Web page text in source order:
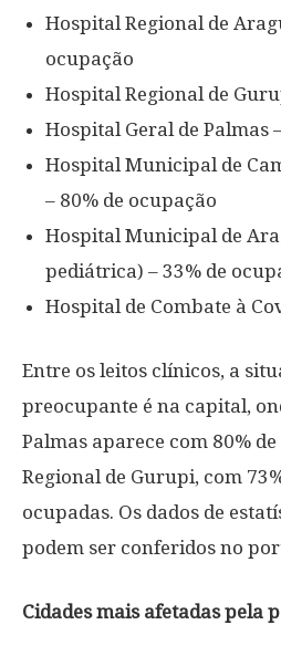
Hospital Regional de
ocupação
Hospital Regional de
Hospital Geral de Palmas
Hospital Municipal de
– 80% de ocupação
Hospital Municipal de
pediátrica) – 33% de
Hospital de Combate à
Entre os leitos clínicos, a
preocupante é na capital,
Palmas aparece com 80%
Regional de Gurupi, com
ocupadas. Os dados de
podem ser conferidos no
Cidades mais afetadas pela